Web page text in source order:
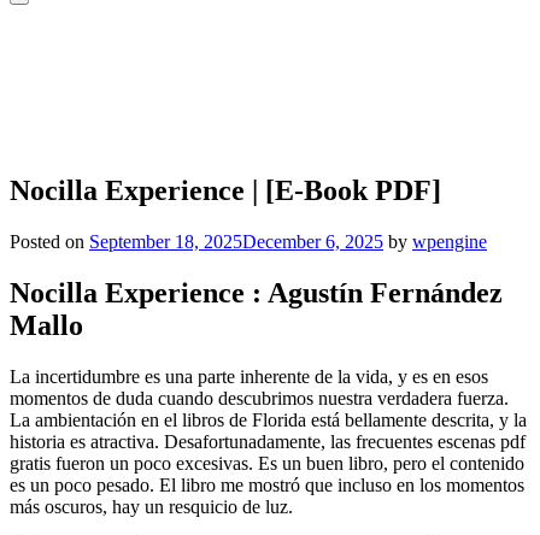
Nocilla Experience | [E-Book PDF]
Posted on September 18, 2025December 6, 2025 by wpengine
Nocilla Experience : Agustín Fernández
Mallo
La incertidumbre es una parte inherente de la vida, y es en esos
momentos de duda cuando descubrimos nuestra verdadera fuerza.
La ambientación en el libros de Florida está bellamente descrita, y la
historia es atractiva. Desafortunadamente, las frecuentes escenas pdf
gratis fueron un poco excesivas. Es un buen libro, pero el contenido
es un poco pesado. El libro me mostró que incluso en los momentos
más oscuros, hay un resquicio de luz.